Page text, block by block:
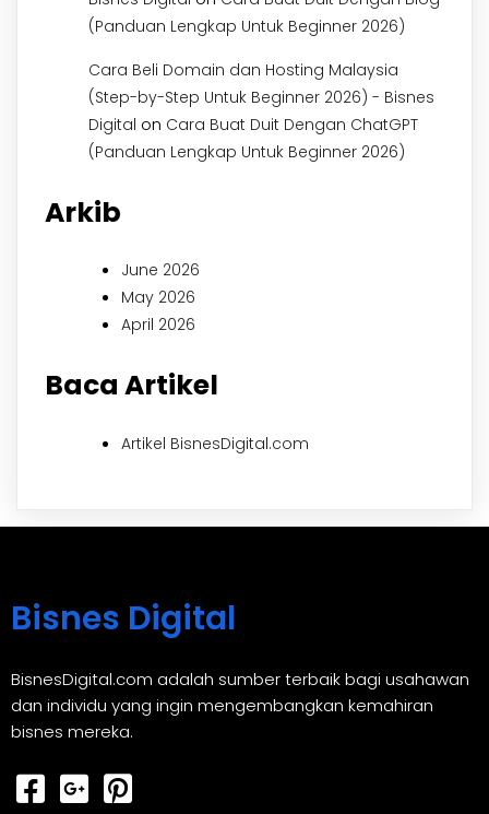
(Panduan Lengkap Untuk Beginner 2026)
Cara Beli Domain dan Hosting Malaysia
(Step-by-Step Untuk Beginner 2026) - Bisnes
Digital on Cara Buat Duit Dengan ChatGPT
(Panduan Lengkap Untuk Beginner 2026)
Arkib
June 2026
May 2026
April 2026
Baca Artikel
Artikel BisnesDigital.com
Bisnes Digital
BisnesDigital.com adalah sumber terbaik bagi usahawan
dan individu yang ingin mengembangkan kemahiran
bisnes mereka.